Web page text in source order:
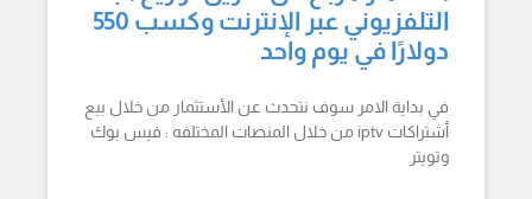
التلفزيوني عبر الإنترنت وكسب 550
دولارًا في يوم واحد
في بداية الامر سوف نتحدث عن الأستثمار من خلال بيع
أشتراكات iptv من خلال المنصات المختلفه : فيس بوك
وتويتر